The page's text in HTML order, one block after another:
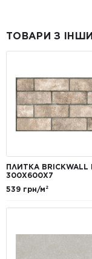
ТОВАРИ З
ПЛИТКА
300Х600Х7
539 грн/м²